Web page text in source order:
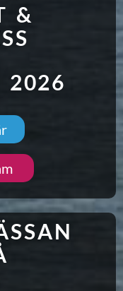
&
2026